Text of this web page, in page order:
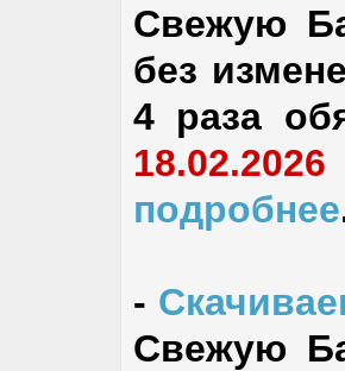
Свежую
без
4 раза
18.02.2026
подробнее
-
Свежую